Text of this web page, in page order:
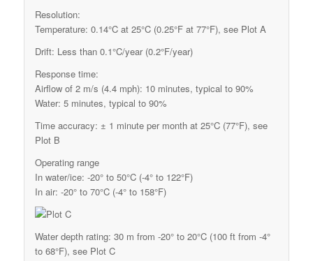
Resolution:
Temperature: 0.14°C at 25°C (0.25°F at 77°F), see Plot A
Drift: Less than 0.1°C/year (0.2°F/year)
Response time:
Airflow of 2 m/s (4.4 mph): 10 minutes, typical to 90%
Water: 5 minutes, typical to 90%
Time accuracy: ± 1 minute per month at 25°C (77°F), see
Plot B
Operating range
In water/ice: -20° to 50°C (-4° to 122°F)
In air: -20° to 70°C (-4° to 158°F)
Water depth rating: 30 m from -20° to 20°C (100 ft from -4°
to 68°F), see Plot C